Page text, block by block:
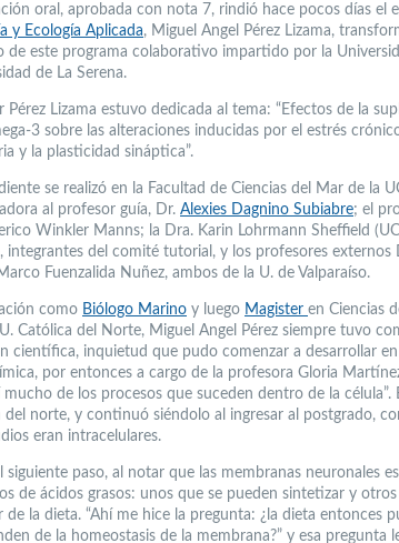
oral, aprobada con nota 7, rindió hace pocos días el
y Ecología Aplicada, Miguel Angel Pérez Lizama,
de este programa colaborativo impartido por la
de La Serena.
Pérez Lizama estuvo dedicada al tema: “Efectos de la
3 sobre las alteraciones inducidas por el estrés
y la plasticidad sináptica”.
se realizó en la Facultad de Ciencias del Mar de la
al profesor guía, Dr. Alexies Dagnino Subiabre; el
Winkler Manns; la Dra. Karin Lohrmann Sheffield
integrantes del comité tutorial, y los profesores externos
Fuenzalida Nuñez, ambos de la U. de Valparaíso.
como Biólogo Marino y luego Magister en Ciencias
Católica del Norte, Miguel Angel Pérez siempre tuvo
científica, inquietud que pudo comenzar a desarrollar en
por entonces a cargo de la profesora Gloria
de los procesos que suceden dentro de la célula”.
norte, y continuó siéndolo al ingresar al postgrado,
eran intracelulares.
siguiente paso, al notar que las membranas neuronales
de ácidos grasos: unos que se pueden sintetizar y otros
de la dieta. “Ahí me hice la pregunta: ¿la dieta entonces
de la homeostasis de la membrana?” y esa pregunta